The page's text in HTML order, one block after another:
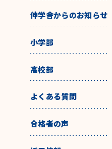
伸学舎からのお知らせ
小学部
高校部
よくある質問
合格者の声